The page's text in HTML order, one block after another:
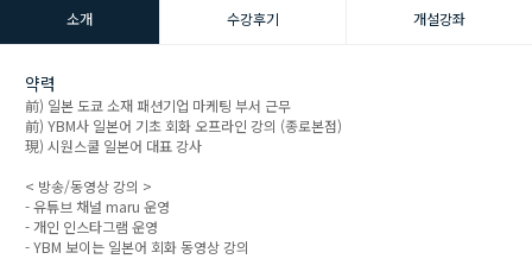
소개 수강후기 개설강좌
약력
前) 일본 도쿄 소재 패션기업 마케팅 부서 근무
前) YBM사 일본어 기초 회화 오프라인 강의 (종로본점)
現) 시원스쿨 일본어 대표 강사
< 방송/동영상 강의 >
- 유튜브 채널 maru 운영
- 개인 인스타그램 운영
- YBM 보이는 일본어 회화 동영상 강의